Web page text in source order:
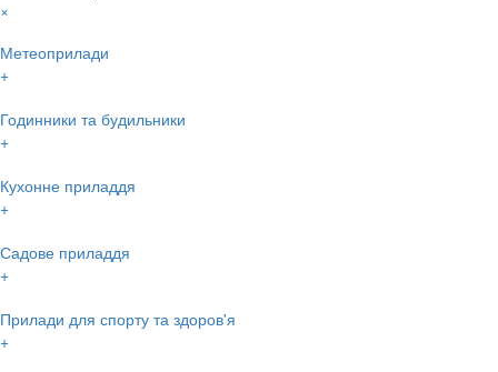
×
Метеоприлади
+
Годинники та будильники
+
Кухонне приладдя
+
Садове приладдя
+
Прилади для спорту та здоров'я
+